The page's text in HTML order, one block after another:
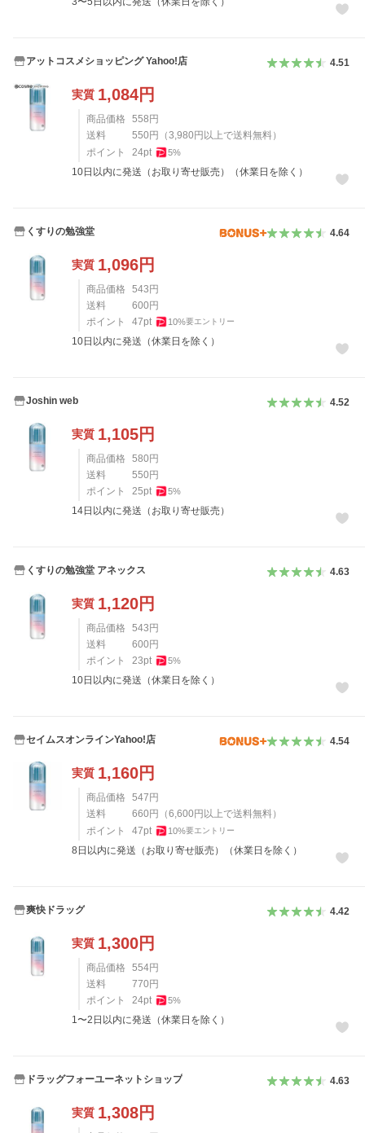
アットコスメショッピング Yahoo!店 4.51
実質 1,084円
商品価格 558 円
送料
550 円 （3,980 円以上で送料無料）
ポイント
24pt 5%
10日以内に発送（お取り寄せ販売）（休業日を除く）
くすりの勉強堂 4.64
実質 1,096円
商品価格 543 円
送料
600 円
ポイント
47pt 10%要エントリー
10日以内に発送（休業日を除く）
Joshin web 4.52
実質 1,105円
商品価格 580 円
送料
550 円
ポイント
25pt 5%
14日以内に発送（お取り寄せ販売）
くすりの勉強堂 アネックス 4.63
実質 1,120円
商品価格 543 円
送料
600 円
ポイント
23pt 5%
10日以内に発送（休業日を除く）
セイムスオンラインYahoo!店 4.54
実質 1,160円
商品価格 547 円
送料
660 円 （6,600 円以上で送料無料）
ポイント
47pt 10%要エントリー
8日以内に発送（お取り寄せ販売）（休業日を除く）
爽快ドラッグ 4.42
実質 1,300円
商品価格 554円
送料
770 円
ポイント
24pt 5%
1〜2日以内に発送（休業日を除く）
ドラッグフォーユーネットショップ 4.63
実質 1,308円